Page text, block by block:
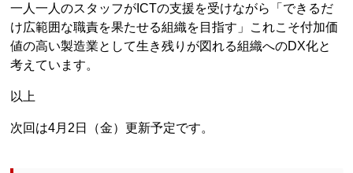
一人一人のスタッフがICTの支援を受けながら「できるだ
け広範囲な職責を果たせる組織を目指す」これこそ付加価
値の高い製造業として生き残りが図れる組織へのDX化と
考えています。
以上
次回は4月2日（金）更新予定です。